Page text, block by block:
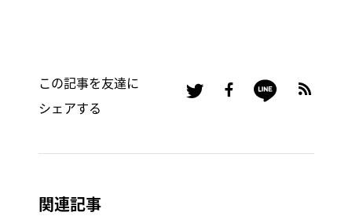
この記事を友達に
シェアする
関連記事